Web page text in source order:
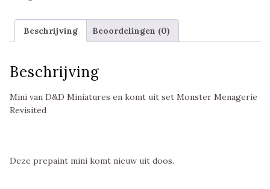
Menagerie
Revisited,
Miniatures
aantal
Beschrijving Beoordelingen (0)
Beschrijving
Mini van D&D Miniatures en komt uit set Monster Menagerie
Revisited
Deze prepaint mini komt nieuw uit doos.